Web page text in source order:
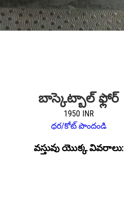
బాస్కెట్బాల్ ఫ్లోర్
1950 INR
ధర/కోట్ పొందండి
వస్తువు యొక్క వివరాలు: